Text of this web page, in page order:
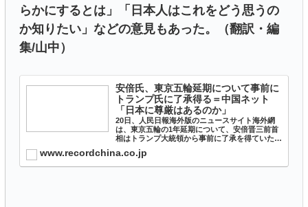
らかにするとは」「日本人はこれをどう思うの
か知りたい」などの意見もあった。（翻訳・編
集/山中）
安倍氏、東京五輪延期について事前に
トランプ氏に了承得る＝中国ネット
「日本に尊厳はあるのか」
20日、人民日報海外版のニュースサイト海外網
は、東京五輪の1年延期について、安倍晋三前首
相はトランプ大統領から事前に了承を得ていたと
www.recordchina.co.jp